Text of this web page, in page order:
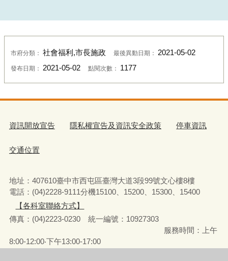
市府分類： 社會福利,市長施政 最後異動日期： 2021-05-02
發布日期： 2021-05-02 點閱次數： 1177
資訊開放宣告 隱私權宣告及資訊安全政策 停車資訊
交通位置
地址：407610臺中市西屯區臺灣大道3段99號文心樓8樓
電話：(04)2228-9111分機15100、15200、15300、15400
【各科室聯絡方式】
傳真：(04)2223-0230 統一編號： 10927303
服務時間：上午
8:00-12:00‧下午13:00-17:00